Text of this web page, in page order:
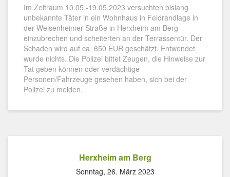
Im Zeitraum 10.05.-19.05.2023 versuchten bislang
unbekannte Täter in ein Wohnhaus in Feldrandlage in
der Weisenheimer Straße in Herxheim am Berg
einzubrechen und scheiterten an der Terrassentür. Der
Schaden wird auf ca. 650 EUR geschätzt. Entwendet
wurde nichts. Die Polizei bittet Zeugen, die Hinweise zur
Tat geben können oder verdächtige
Personen/Fahrzeuge gesehen haben, sich bei der
Polizei zu melden.
Herxheim am Berg
Sonntag, 26. März 2023